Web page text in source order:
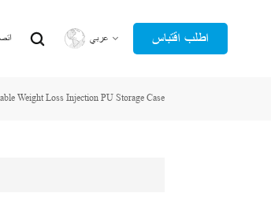
عربي
English
اطلب اقتباس
Weight Loss Injection PU Storage Case